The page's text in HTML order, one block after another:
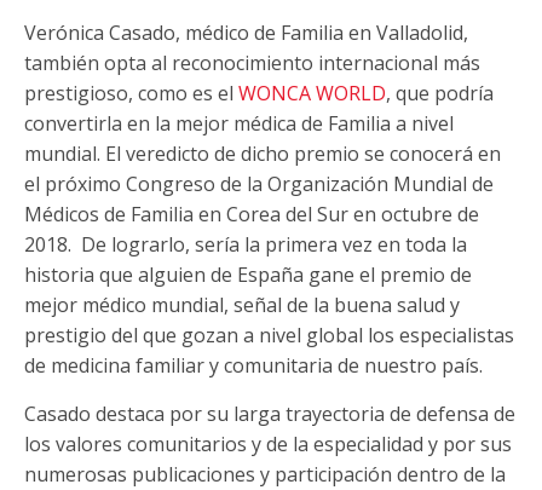
Verónica Casado, médico de Familia en Valladolid,
también opta al reconocimiento internacional más
prestigioso, como es el WONCA WORLD, que podría
convertirla en la mejor médica de Familia a nivel
mundial. El veredicto de dicho premio se conocerá en
el próximo Congreso de la Organización Mundial de
Médicos de Familia en Corea del Sur en octubre de
2018. De lograrlo, sería la primera vez en toda la
historia que alguien de España gane el premio de
mejor médico mundial, señal de la buena salud y
prestigio del que gozan a nivel global los especialistas
de medicina familiar y comunitaria de nuestro país.
Casado destaca por su larga trayectoria de defensa de
los valores comunitarios y de la especialidad y por sus
numerosas publicaciones y participación dentro de la